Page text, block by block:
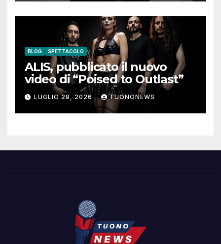
BLOG SPETTACOLO
ALIS, pubblicato il nuovo
video di “Poised to Outlast”
LUGLIO 29, 2026 TUONONEWS